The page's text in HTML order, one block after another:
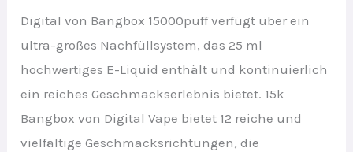
Digital von Bangbox 15000puff verfügt über ein
ultra-großes Nachfüllsystem, das 25 ml
hochwertiges E-Liquid enthält und kontinuierlich
ein reiches Geschmackserlebnis bietet. 15k
Bangbox von Digital Vape bietet 12 reiche und
vielfältige Geschmacksrichtungen, die